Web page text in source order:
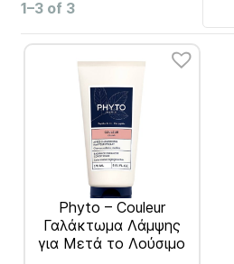
1–3 of 3
Phyto – Couleur
Γαλάκτωμα Λάμψης
για Μετά το Λούσιμο